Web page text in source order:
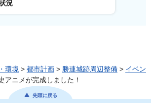
況
環境 > 都市計画 > 勝連城跡周辺整備 > イベン
アニメが完成しました！
先頭に戻る